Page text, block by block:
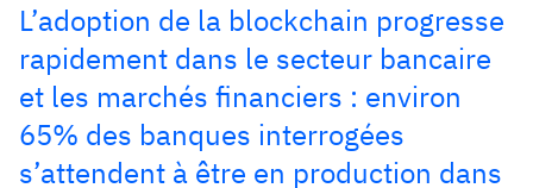
L’adoption de la blockchain progresse
rapidement dans le secteur bancaire
et les marchés financiers : environ
65% des banques interrogées
s’attendent à être en production dans